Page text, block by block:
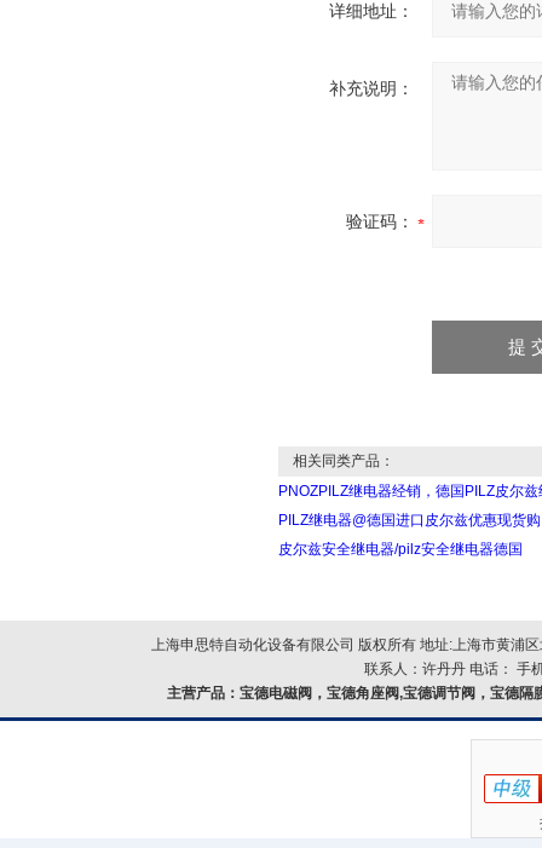
详细地址：
补充说明：
验证码：
相关同类产品：
PNOZPILZ继电器经销，德国PILZ皮尔
PILZ继电器@德国进口皮尔兹优惠现货购
皮尔兹安全继电器/pilz安全继电器德国
上海申思特自动化设备有限公司 版权所有 地址:上海市黄浦
联系人：许丹丹 电话： 手
主营产品：宝德电磁阀，宝德角座阀,宝德调节阀，宝德